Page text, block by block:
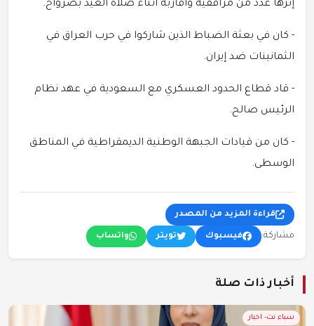
إثرها عدد من مرافقيه وأقاربه اثناء صلاة العيد بصرواح.
- كان في بعثة الضباط الذين شاركوا في حرب العراق في
الثمانينات ضد إيران.
- قاد قطاع الحدود العسكري مع السعودية في عهد نظام
الرئيس صالح.
- كان من قيادات الجبهة الوطنية الديمقراطية في المناطق
الوسطى.
قراءة المزيد من المصدر
مشاركة: فيسبوك تويتر واتساب
أخبار ذات صلة
سباء نت- اخبار